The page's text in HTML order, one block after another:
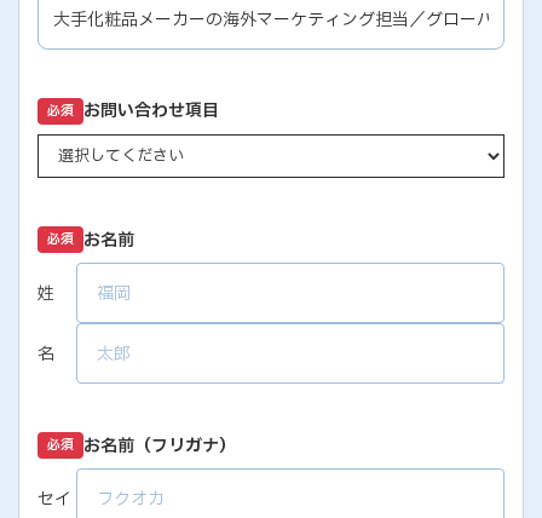
必須 お問い合わせ項目
必須 お名前
姓
名
必須 お名前（フリガナ）
セイ